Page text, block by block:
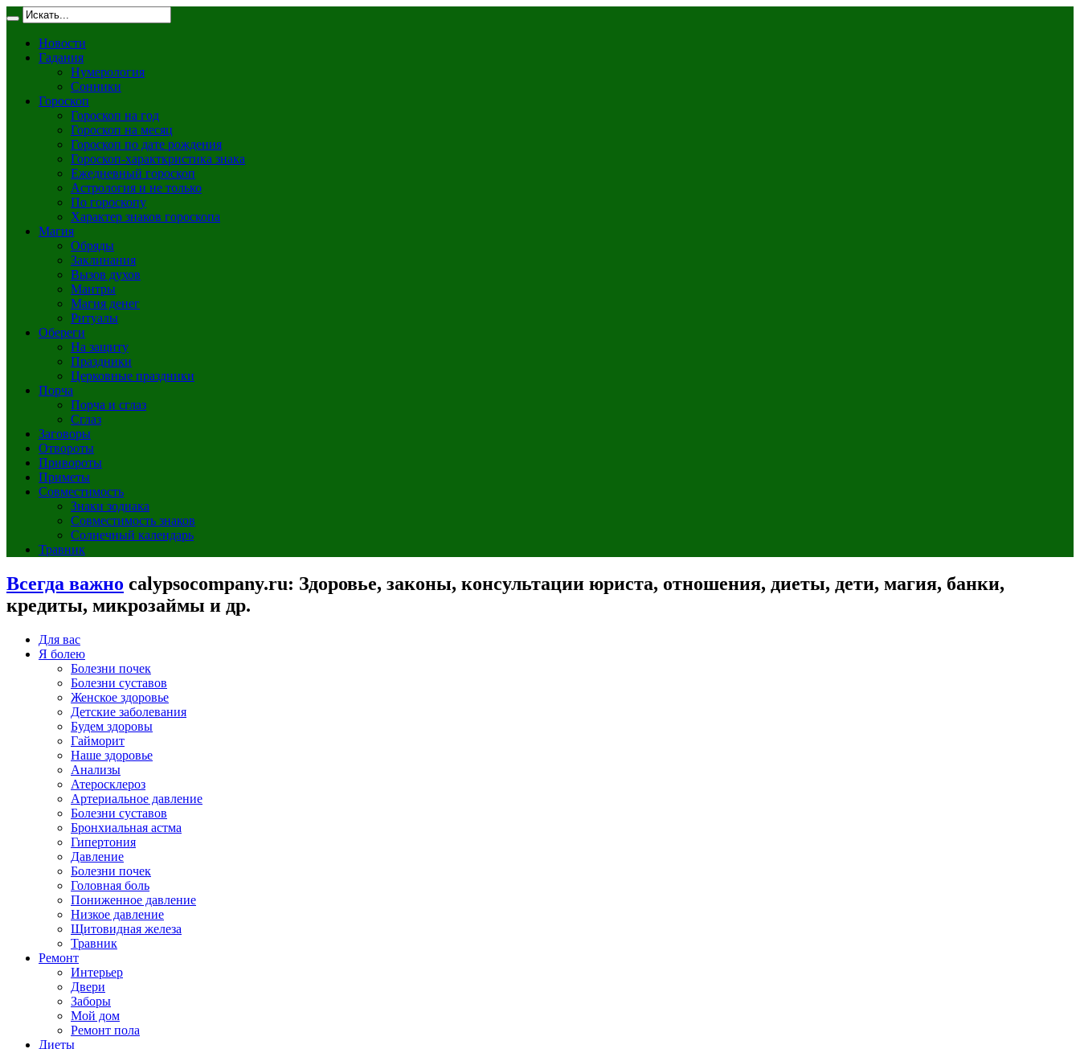
Новости
Гадания
Нумерология
Сонники
Гороскоп
Гороскоп на год
Гороскоп на месяц
Гороскоп по дате рождения
Гороскоп-характкристика знака
Ежедневный гороскоп
Астрология и не только
По гороскопу
Характер знаков гороскопа
Магия
Обряды
Заклинания
Вызов духов
Мантры
Магия денег
Ритуалы
Обереги
На защиту
Праздники
Церковные праздники
Порча
Порча и сглаз
Сглаз
Заговоры
Отвороты
Привороты
Приметы
Совместимость
Знаки зодиака
Совместимость знаков
Солнечный календарь
Травник
Всегда важно calypsocompany.ru: Здоровье, законы, консультации юриста, отношения, диеты, дети, магия, банки,
кредиты, микрозаймы и др.
Для вас
Я болею
Болезни почек
Болезни суставов
Женское здоровье
Детские заболевания
Будем здоровы
Гайморит
Наше здоровье
Анализы
Атеросклероз
Артериальное давление
Болезни суставов
Бронхиальная астма
Гипертония
Давление
Болезни почек
Головная боль
Пониженное давление
Низкое давление
Щитовидная железа
Травник
Ремонт
Интерьер
Двери
Заборы
Мой дом
Ремонт пола
Диеты